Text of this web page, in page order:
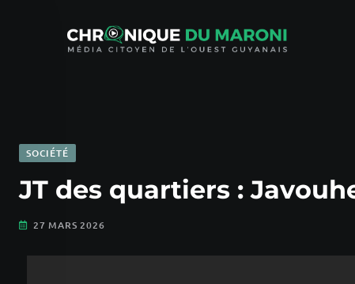
SOCIÉTÉ
JT des quartiers :
27 MARS 2026